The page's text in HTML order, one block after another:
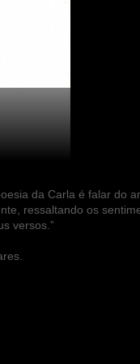
da Carla é falar do
ressaltando os
versos.”